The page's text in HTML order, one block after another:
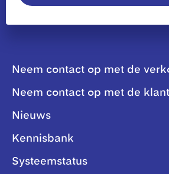
Neem contact op met de
Neem contact op met de
Nieuws
Kennisbank
Systeemstatus